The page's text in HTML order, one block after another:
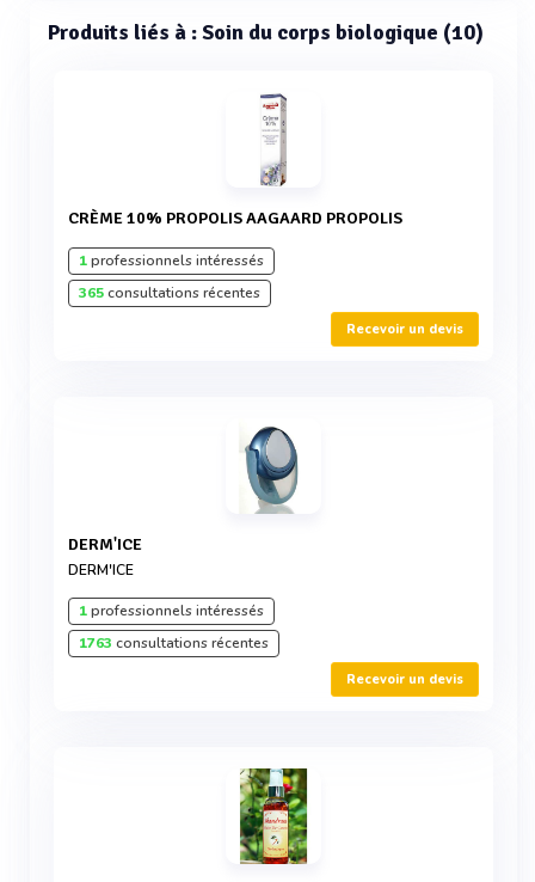
Produits liés à : Soin du corps biologique (10)
CRÈME 10% PROPOLIS AAGAARD PROPOLIS
1professionnels intéressés
365consultations récentes
Recevoir un devis
DERM'ICE
DERM'ICE
1professionnels intéressés
1763 consultations récentes
Recevoir un devis